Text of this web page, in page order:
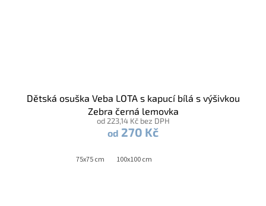
Dětská osuška Veba LOTA s kapucí bílá s výšivkou
Zebra černá lemovka
od 223,14 Kč bez DPH
od 270 Kč
75x75 cm 100x100 cm